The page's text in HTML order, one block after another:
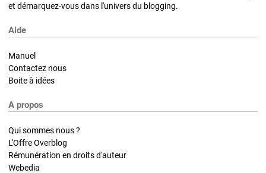
et démarquez-vous dans l'univers du blogging.
Aide
Manuel
Contactez nous
Boite à idées
A propos
Qui sommes nous ?
L'Offre Overblog
Rémunération en droits d'auteur
Webedia